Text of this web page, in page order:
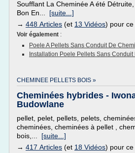
Soufflant La Cheminée A été
Bon En... [suite...]
→ 448 Articles (et 13 Vidéos) pour
Voir également :
Poele A Pellets Sans Conduit De
Installation Poele Pellets Sans
CHEMINEE PELLETS BOIS »
Cheminées hybrides -
Budowlane
pellet, pelet, pellets, pelets,
cheminées, cheminées à pellet ,
bois,... [suite...]
→ 417 Articles (et 18 Vidéos) pour